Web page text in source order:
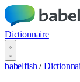
Dictionnaire
babelfish /